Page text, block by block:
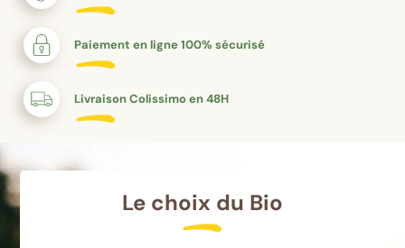
Paiement en ligne 100% sécurisé
Livraison Colissimo en 48H
Le choix du Bio